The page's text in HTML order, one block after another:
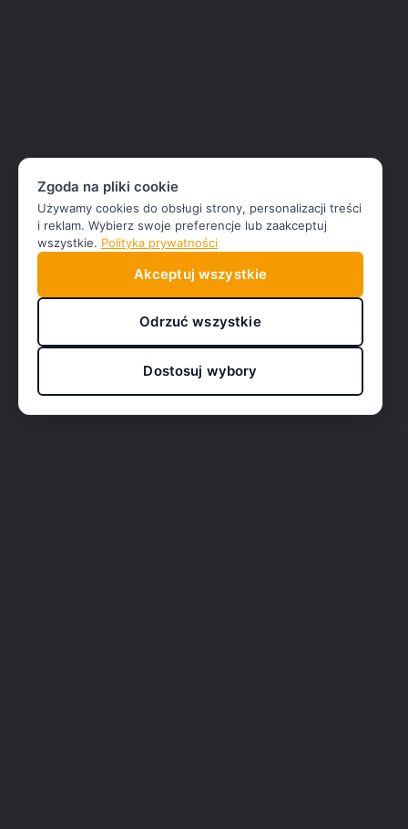
Zgoda na pliki cookie
Używamy cookies do obsługi strony, personalizacji treści
i reklam. Wybierz swoje preferencje lub zaakceptuj
wszystkie. Polityka prywatności
Akceptuj wszystkie
Odrzuć wszystkie
Dostosuj wybory